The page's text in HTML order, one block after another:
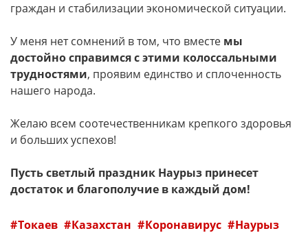
граждан и стабилизации экономической ситуации.
У меня нет сомнений в том, что вместе мы
достойно справимся с этими колоссальными
трудностями, проявим единство и сплоченность
нашего народа.
Желаю всем соотечественникам крепкого здоровья
и больших успехов!
Пусть светлый праздник Наурыз принесет
достаток и благополучие в каждый дом!
Токаев Казахстан Коронавирус Наурыз